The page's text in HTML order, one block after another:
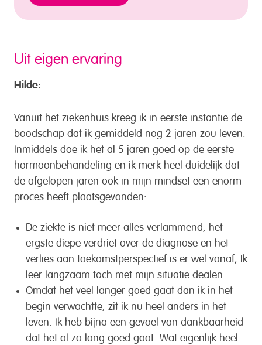
Uit eigen ervaring
Hilde:
Vanuit het ziekenhuis kreeg ik in eerste instantie de
boodschap dat ik gemiddeld nog 2 jaren zou leven.
Inmiddels doe ik het al 5 jaren goed op de eerste
hormoonbehandeling en ik merk heel duidelijk dat
de afgelopen jaren ook in mijn mindset een enorm
proces heeft plaatsgevonden:
De ziekte is niet meer alles verlammend, het
ergste diepe verdriet over de diagnose en het
verlies aan toekomstperspectief is er wel vanaf, Ik
leer langzaam toch met mijn situatie dealen.
Omdat het veel langer goed gaat dan ik in het
begin verwachtte, zit ik nu heel anders in het
leven. Ik heb bijna een gevoel van dankbaarheid
dat het al zo lang goed gaat. Wat eigenlijk heel